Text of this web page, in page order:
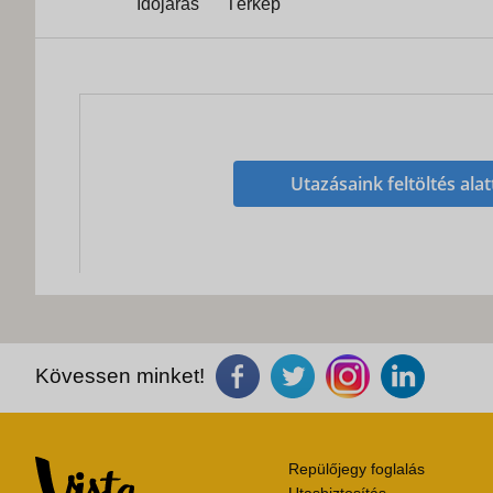
Időjárás Térkép
Utazásaink feltöltés
Kövessen minket!
Repülőjegy foglalás